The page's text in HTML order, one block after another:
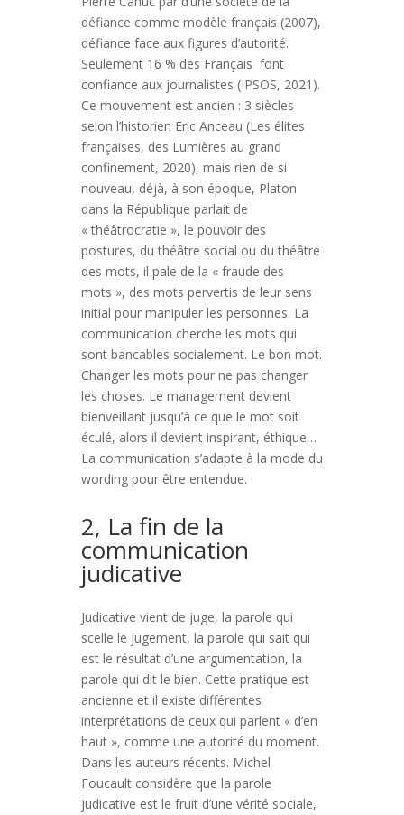
défiance comme modèle français (2007),
défiance face aux figures d’autorité.
Seulement 16 % des Français font
confiance aux journalistes (IPSOS, 2021).
Ce mouvement est ancien : 3 siècles
selon l’historien Eric Anceau (Les élites
françaises, des Lumières au grand
confinement, 2020), mais rien de si
nouveau, déjà, à son époque, Platon
dans la République parlait de
« théâtrocratie », le pouvoir des
postures, du théâtre social ou du théâtre
des mots, il pale de la « fraude des
mots », des mots pervertis de leur sens
initial pour manipuler les personnes. La
communication cherche les mots qui
sont bancables socialement. Le bon mot.
Changer les mots pour ne pas changer
les choses. Le management devient
bienveillant jusqu’à ce que le mot soit
éculé, alors il devient inspirant, éthique…
La communication s’adapte à la mode du
wording pour être entendue.
2, La fin de la
communication
judicative
Judicative vient de juge, la parole qui
scelle le jugement, la parole qui sait qui
est le résultat d’une argumentation, la
parole qui dit le bien. Cette pratique est
ancienne et il existe différentes
interprétations de ceux qui parlent « d’en
haut », comme une autorité du moment.
Dans les auteurs récents. Michel
Foucault considère que la parole
judicative est le fruit d’une vérité sociale,